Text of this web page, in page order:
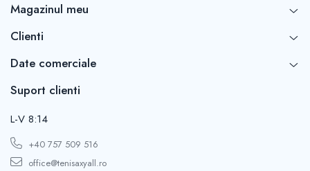
Magazinul meu
Clienti
Date comerciale
Suport clienti
L-V 8:14
+40 757 509 516
office@tenisaxyall.ro